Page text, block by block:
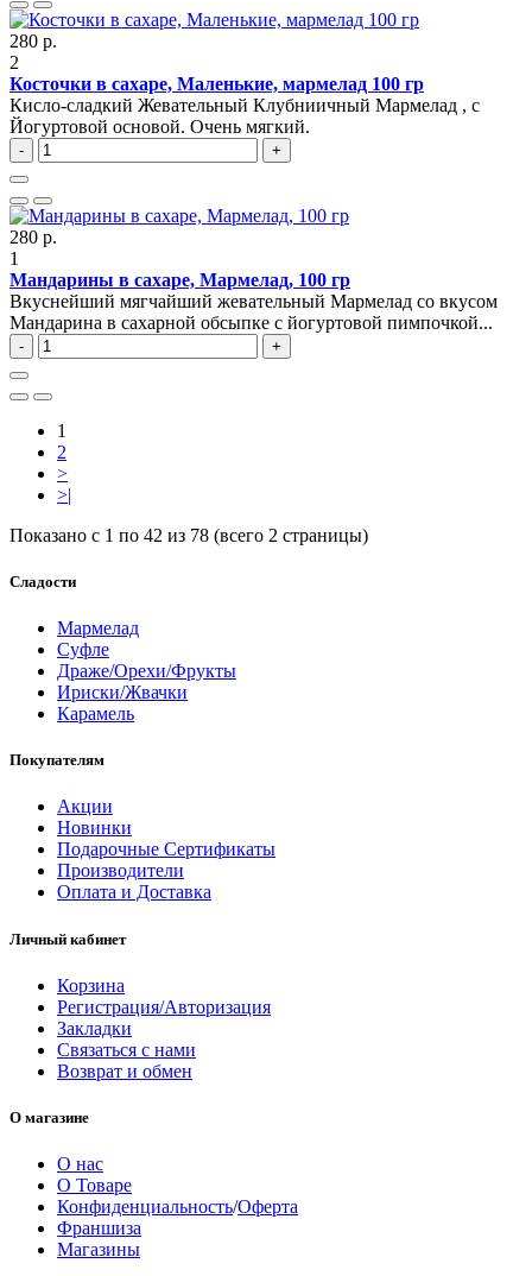
280 р.
2
Косточки в сахаре, Маленькие, мармелад 100 гр
Кисло-сладкий Жевательный Клубниичный Мармелад , с
Йогуртовой основой. Очень мягкий.
- +
280 р.
1
Мандарины в сахаре, Мармелад, 100 гр
Вкуснейший мягчайший жевательный Мармелад со вкусом
Мандарина в сахарной обсыпке с йогуртовой пимпочкой...
- +
1
2
>
>|
Показано с 1 по 42 из 78 (всего 2 страницы)
Сладости
Мармелад
Суфле
Драже/Орехи/Фрукты
Ириски/Жвачки
Карамель
Покупателям
Акции
Новинки
Подарочные Сертификаты
Производители
Оплата и Доставка
Личный кабинет
Корзина
Регистрация/Авторизация
Закладки
Связаться с нами
Возврат и обмен
О магазине
О нас
О Товаре
Конфиденциальность/Оферта
Франшиза
Магазины